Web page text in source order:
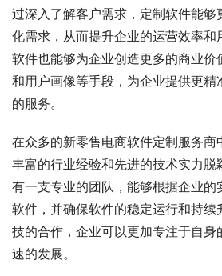
过深入了解客户需求，定制软件能够
化需求，从而提升企业的运营效率和
软件也能够为企业创造更多的商业价
和用户画像等手段，为企业提供更精
的服务。
在众多的新零售电商软件定制服务商
丰富的行业经验和先进的技术实力脱
有一支专业的团队，能够根据企业的
软件，并确保软件的稳定运行和持续
技的合作，企业可以更加专注于自身
速的发展。